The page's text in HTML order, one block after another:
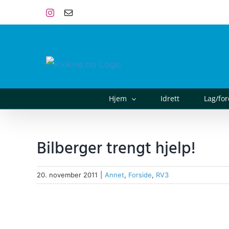
to
Instagram
E-
Hjem Idrett Lag/
Bilberger trengt hjelp!
20. november 2011 Annet, Forside, RV3